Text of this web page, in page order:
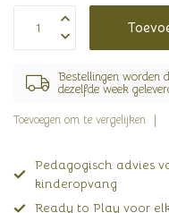
Bestellingen worden
dezelfde week
Toevoegen om te vergelijken
Pedagogisch advies
kinderopvang
Ready to Play voor